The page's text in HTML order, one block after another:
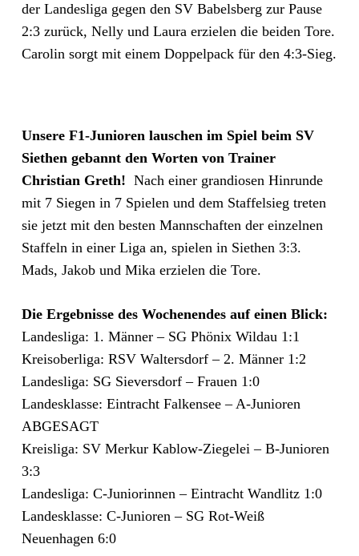
der Landesliga gegen den SV Babelsberg zur Pause
2:3 zurück, Nelly und Laura erzielen die beiden Tore.
Carolin sorgt mit einem Doppelpack für den 4:3-Sieg.
Unsere F1-Junioren lauschen im Spiel beim SV
Siethen gebannt den Worten von Trainer
Christian Greth! Nach einer grandiosen Hinrunde
mit 7 Siegen in 7 Spielen und dem Staffelsieg treten
sie jetzt mit den besten Mannschaften der einzelnen
Staffeln in einer Liga an, spielen in Siethen 3:3.
Mads, Jakob und Mika erzielen die Tore.
Die Ergebnisse des Wochenendes auf einen Blick:
Landesliga: 1. Männer – SG Phönix Wildau 1:1
Kreisoberliga: RSV Waltersdorf – 2. Männer 1:2
Landesliga: SG Sieversdorf – Frauen 1:0
Landesklasse: Eintracht Falkensee – A-Junioren
ABGESAGT
Kreisliga: SV Merkur Kablow-Ziegelei – B-Junioren
3:3
Landesliga: C-Juniorinnen – Eintracht Wandlitz 1:0
Landesklasse: C-Junioren – SG Rot-Weiß
Neuenhagen 6:0